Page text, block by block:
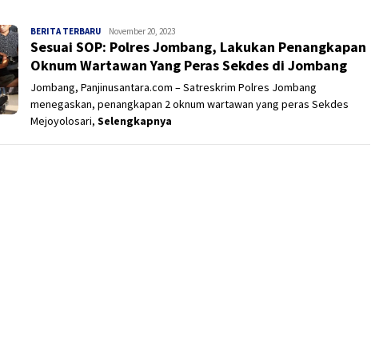
BERITA TERBARU Panjinusantara
November 20, 2023
Sesuai SOP: Polres Jombang, Lakukan Penangkapan
Oknum Wartawan Yang Peras Sekdes di Jombang
Jombang, Panjinusantara.com – Satreskrim Polres Jombang
menegaskan, penangkapan 2 oknum wartawan yang peras Sekdes
Mejoyolosari, Selengkapnya